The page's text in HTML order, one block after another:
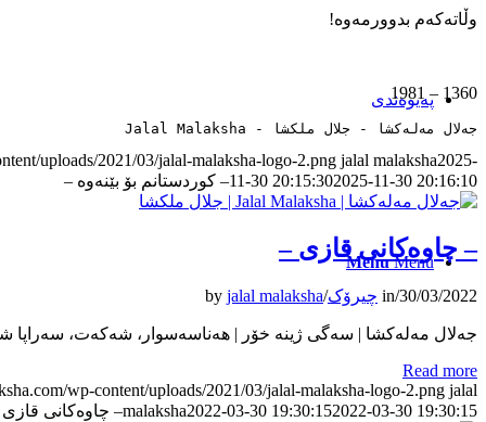
پەیوەندی
Menu Menu
وڵاتەکەم بدوورمەوە!
1360 – 1981
جەلال مەلەکشا - جلال ملکشا - Jalal Malaksha
uploads/2021/03/jalal-malaksha-logo-2.png jalal malaksha2025-
11-30 20:15:302025-11-30 20:16:10 – کوردستانم بۆ بێنەوە –
– چاوەکانی قازی –
30/03/2022
/
in چیرۆک/
by jalal malaksha
جەلال مەلەکشا | سەگی ژینە خۆر | هەناسەسوار، شەکەت، سەراپا
Read more
wp-content/uploads/2021/03/jalal-malaksha-logo-2.png jalal
malaksha2022-03-30 19:30:152022-03-30 19:30:15 – چاوەکانی